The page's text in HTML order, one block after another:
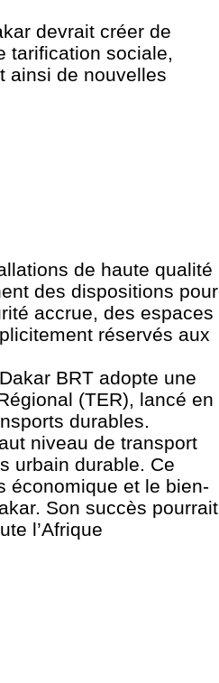
devrait créer de
tarification sociale,
ainsi de nouvelles
de haute qualité
des dispositions pour
accrue, des espaces
réservés aux
BRT adopte une
(TER), lancé en
durables.
niveau de transport
urbain durable. Ce
économique et le bien-
Son succès pourrait
l’Afrique